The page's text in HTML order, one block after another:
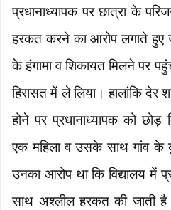
प्रधानाध्यापक पर छात्रा के
हरकत करने का आरोप लगाते हुए
के हंगामा व शिकायत मिलने पर
हिरासत में ले लिया। हालांकि देर
होने पर प्रधानाध्यापक को छोड़
एक महिला व उसके साथ गांव
उनका आरोप था कि विद्यालय में
साथ अश्लील हरकत की जाती